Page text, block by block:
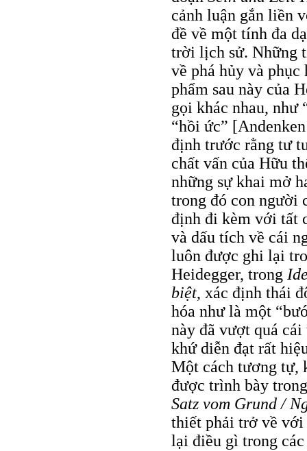
cảnh luận gắn liền
đề về một tính đa
trời lịch sử. Những
về phá hủy và
phẩm sau này của
gọi khác nhau, như
“hồi ức”
định trước rằng tư
chất vấn của Hữu
những sự khai mở
trong đó con người
định đi kèm với tất
và dấu tích về cái
luôn được ghi lại
Heidegger, trong
biệt, xác định thái
hóa như là một
này đã vượt quá
khứ diễn đạt rất
Một cách tương tự,
được trình bày
Satz vom Grund /
thiết phải trở về với
lại điều gì trong